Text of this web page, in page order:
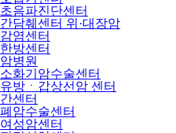
초음파진단센터
간담췌센터 위·대장암
감염센터
한방센터
암병원
소화기암수술센터
유방ㆍ갑상선암 센터
간센터
폐암수술센터
여성암센터